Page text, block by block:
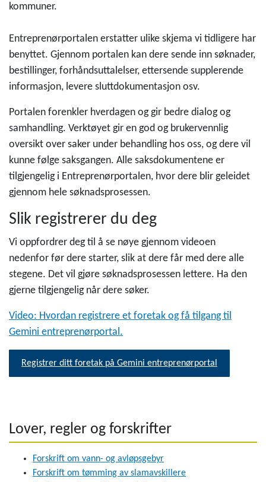
kommuner.
Entreprenørportalen erstatter ulike skjema vi tidligere har
benyttet. Gjennom portalen kan dere sende inn søknader,
bestillinger, forhåndsuttalelser, ettersende supplerende
informasjon, levere sluttdokumentasjon osv.
Portalen forenkler hverdagen og gir bedre dialog og
samhandling. Verktøyet gir en god og brukervennlig
oversikt over saker under behandling hos oss, og dere vil
kunne følge saksgangen. Alle saksdokumentene er
tilgjengelig i Entreprenørportalen, hvor dere blir geleidet
gjennom hele søknadsprosessen.
Slik registrerer du deg
Vi oppfordrer deg til å se nøye gjennom videoen
nedenfor før dere starter, slik at dere får med dere alle
stegene. Det vil gjøre søknadsprosessen lettere. Ha den
gjerne tilgjengelig når dere søker.
Video: Hvordan registrere et foretak og få tilgang til
Gemini entreprenørportal.
Registrer ditt foretak på Gemini entreprenørportal
Lover, regler og forskrifter
Forskrift om vann- og avløpsgebyr
Forskrift om tømming av slamavskillere